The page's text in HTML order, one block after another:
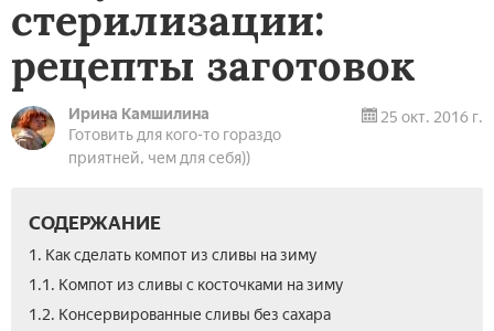
стерилизации:
рецепты заготовок
Ирина Камшилина
Готовить для кого-то гораздо
приятней, чем для себя))
25 окт. 2016 г.
СОДЕРЖАНИЕ
1. Как сделать компот из сливы на зиму
1.1. Компот из сливы с косточками на зиму
1.2. Консервированные сливы без сахара